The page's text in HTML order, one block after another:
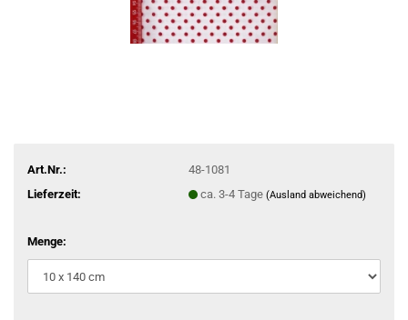
Art.Nr.:
48-1081
Lieferzeit:
ca. 3-4 Tage (Ausland abweichend)
Menge: